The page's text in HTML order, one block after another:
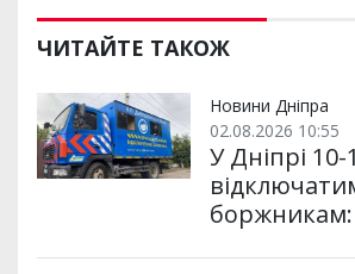
и
р
и
и
e
b
o
k
t
t
e
i
l
e
m p
ЧИТАЙТЕ ТАКОЖ
Новини Дніпра
02.08.2026 10:55
У Дніпрі
боржникам: